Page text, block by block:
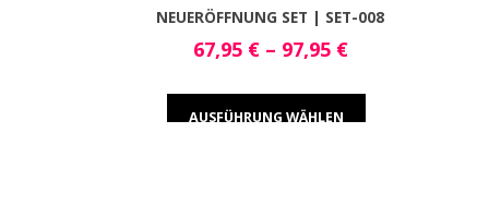
NEUERÖFFNUNG SET | SET-008
67,95 €– 97,95 €
AUSFÜHRUNG WÄHLEN